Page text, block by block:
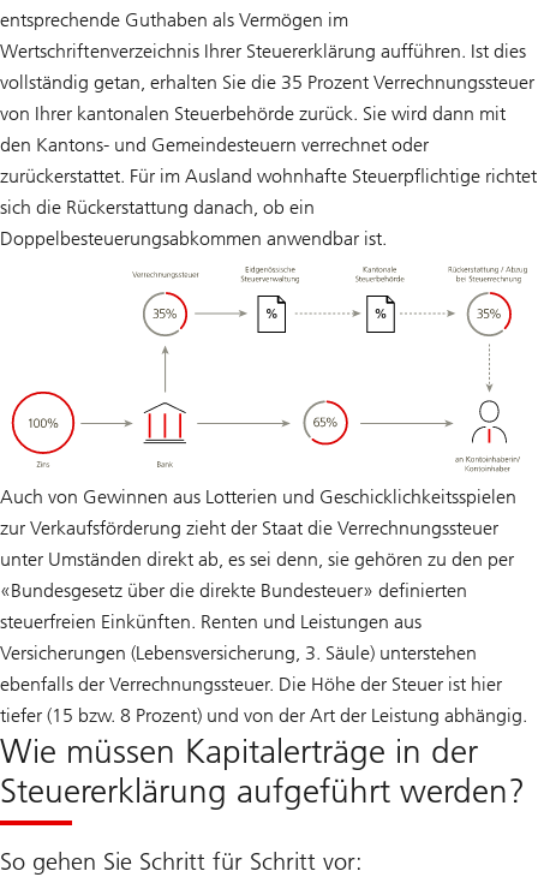
entsprechende Guthaben als Vermögen im
Wertschriftenverzeichnis Ihrer Steuererklärung aufführen. Ist dies
vollständig getan, erhalten Sie die 35 Prozent Verrechnungssteuer
von Ihrer kantonalen Steuerbehörde zurück. Sie wird dann mit
den Kantons- und Gemeindesteuern verrechnet oder
zurückerstattet. Für im Ausland wohnhafte Steuerpflichtige richtet
sich die Rückerstattung danach, ob ein
Doppelbesteuerungsabkommen anwendbar ist.
Auch von Gewinnen aus Lotterien und Geschicklichkeitsspielen
zur Verkaufsförderung zieht der Staat die Verrechnungssteuer
unter Umständen direkt ab, es sei denn, sie gehören zu den per
«Bundesgesetz über die direkte Bundesteuer» definierten
steuerfreien Einkünften. Renten und Leistungen aus
Versicherungen (Lebensversicherung, 3. Säule) unterstehen
ebenfalls der Verrechnungssteuer. Die Höhe der Steuer ist hier
tiefer (15 bzw. 8 Prozent) und von der Art der Leistung abhängig.
Wie müssen Kapitalerträge in der
Steuererklärung aufgeführt werden?
So gehen Sie Schritt für Schritt vor: